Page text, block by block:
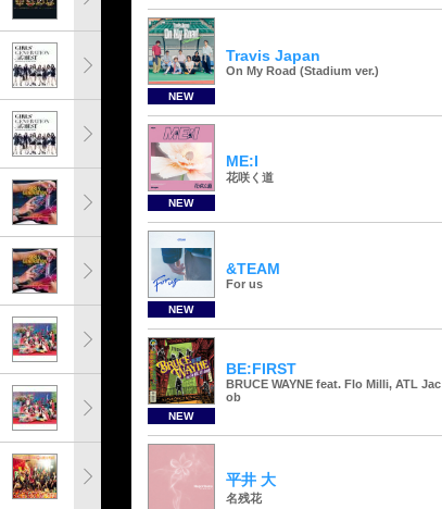
NEW
Travis Japan
On My Road (Stadium ver.)
NEW
ME:I
花咲く道
NEW
&TEAM
For us
NEW
BE:FIRST
BRUCE WAYNE feat. Flo Milli, ATL Jac
ob
平井 大
名残花